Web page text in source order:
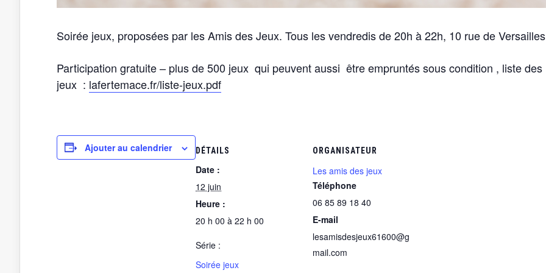
Soirée jeux, proposées par les Amis des Jeux. Tous les vendredis de 20h à 22h, 10 rue de
Participation gratuite – plus de 500 jeux qui peuvent aussi être empruntés sous condition , liste des
jeux : lafertemace.fr/liste-jeux.pdf
Ajouter au calendrier DÉTAILS
Date :
12 juin
Heure :
20 h 00 à 22 h 00
Série :
Soirée jeux
ORGANISATEUR
Les amis des jeux
Téléphone
06 85 89 18 40
E-mail
lesamisdesjeux61600@g
mail.com